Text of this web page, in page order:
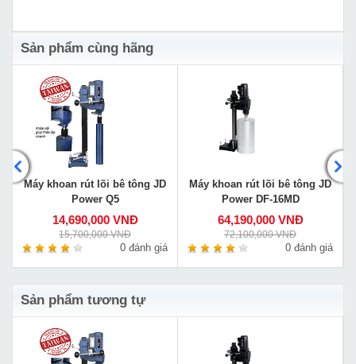
Sản phẩm cùng hãng
Máy khoan rút lõi bê tông JD
Power Q5
14,690,000 VNĐ
15,700,000 VNĐ
0 đánh giá
Máy khoan rút lõi bê tông JD
Power DF-16MD
64,190,000 VNĐ
72,100,000 VNĐ
0 đánh giá
Sản phẩm tương tự